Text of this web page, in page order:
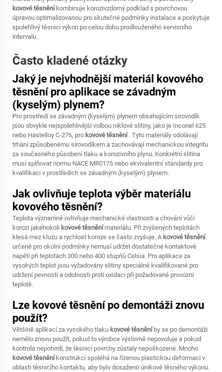
kovové těsnění kombinuje korozivzdorný podklad s povrchovou
úpravou optimalizovanou pro skutečné podmínky instalace a poskytuje
spolehlivý těsnicí výkon po celou dobu prodlouženého servisního
intervalu.
Často kladené otázky
Jaký je nejvhodnější materiál kovového
těsnění pro aplikace se závadným
(kyselým) plynem?
Pro prostředí se závadným (kyselým) plynem obsahujícím sirovodík
jsou obvykle nejspolehlivější volbou niklové slitiny, jako je Inconel 625
nebo Hastelloy C-276, pro kovové těsnění . Tyto materiály odolávají
trhání způsobenému sírovodíkem a zachovávají mechanickou integritu
za současného působení tlaku a korozivního plynu. Konkrétní slitina
musí splňovat normu NACE MR0175 nebo ekvivalentní standardy pro
kvalifikaci v prostředích se závadným (kyselým) plynem.
Jak ovlivňuje teplota výběr materiálu
kovového těsnění?
Teplota významně ovlivňuje mechanické vlastnosti a chování vůči
korozi jakéhokoli kovové těsnění materiálu. Při zvýšených teplotách
klesá mez kluzu a rychlost koroze se často zvyšuje. A kovové těsnění
určené pro okolní podmínky nemusí udržet dostatečné kontaktové
napětí při teplotách 300 nebo 400 stupňů Celsia. Pro aplikace za
vysokých teplot jsou vyžadovány slitiny speciálně kvalifikované pro
udržení pevnosti a odolnosti proti oxidaci při požadované provozní
teplotě.
Lze kovové těsnění po demontáži znovu
použít?
Většině aplikací za vysokého tlaku kovové těsnění by se po demontáži
nemělo znovu použít, pokud to výrobce výslovně nepovoluje a pokud
kontrola nepotvrdí, že těsnicí povrchy zůstaly nepoškozené. Mnoho
kovové těsnění konstrukcí spoléhá na řízenou plastickou deformaci v
oblasti těsnicího kontaktu, aby bylo dosaženo únikově těsného výkonu.